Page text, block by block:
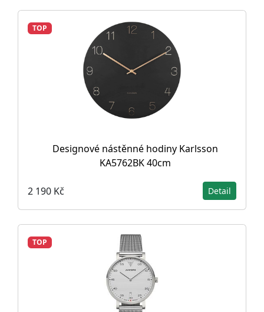
TOP
Designové nástěnné hodiny Karlsson
KA5762BK 40cm
2 190 Kč Detail
TOP